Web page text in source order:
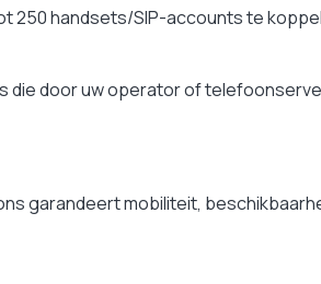
250 handsets/SIP-accounts te
die door uw operator of
garandeert mobiliteit,